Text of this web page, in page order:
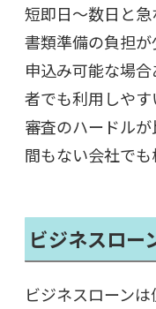
短即日～数日と
書類準備の負担
申込み可能な場
者でも利用しやす
審査のハードル
間もない会社でも
ビジネスロー
ビジネスローン